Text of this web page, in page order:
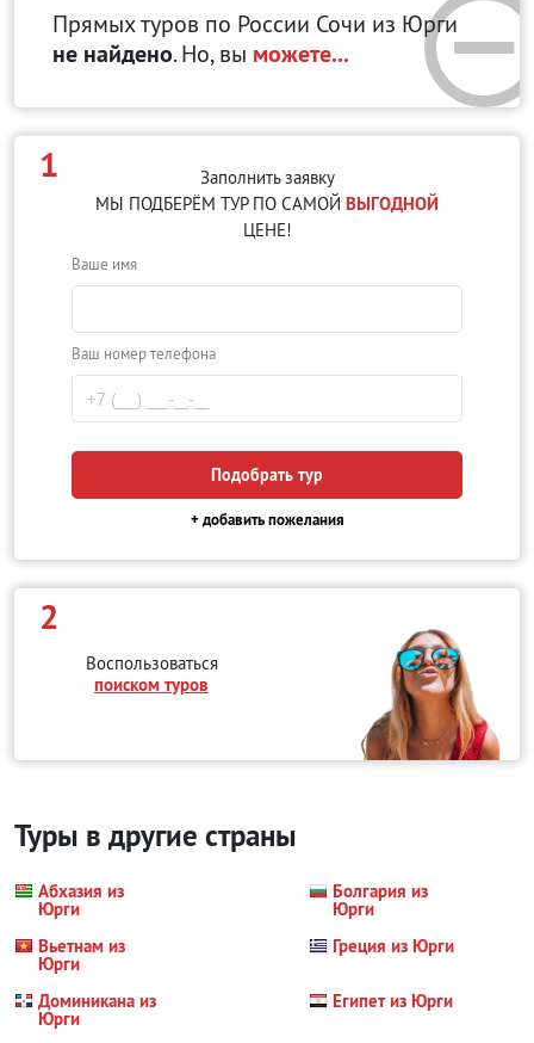
Прямых туров по России Сочи из Юрги
не найдено. Но, вы можете...
1
Заполнить заявку
МЫ ПОДБЕРЁМ ТУР ПО САМОЙ ВЫГОДНОЙ
ЦЕНЕ!
Ваше имя
Ваш номер телефона
Подобрать тур
+ добавить пожелания
2
Воспользоваться
поиском туров
Туры в другие страны
Абхазия из
Юрги
Болгария из
Юрги
Вьетнам из
Юрги
Греция из Юрги
Доминикана из
Юрги
Египет из Юрги